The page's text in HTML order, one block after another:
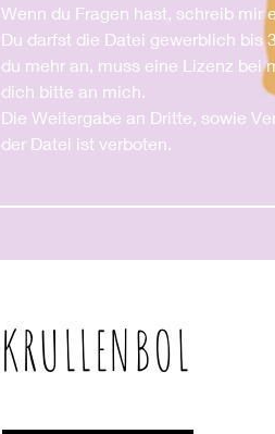
Wenn du Fragen hast, schreib mir
Du darfst die Datei gewerblich bis
du mehr an, muss eine Lizenz bei
dich bitte an mich.
Die Weitergabe an Dritte, sowie
der Datei ist verboten.
KRULLENBOL